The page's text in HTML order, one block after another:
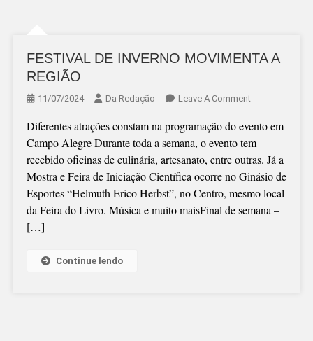
FESTIVAL DE INVERNO MOVIMENTA A
REGIÃO
11/07/2024 Da Redação Leave A CommentOn
DE
INVERNO
MOVIMENTA
A
REGIÃO
Diferentes atrações constam na programação do evento em
Campo Alegre Durante toda a semana, o evento tem
recebido oficinas de culinária, artesanato, entre outras. Já a
Mostra e Feira de Iniciação Científica ocorre no Ginásio de
Esportes “Helmuth Erico Herbst”, no Centro, mesmo local
da Feira do Livro. Música e muito maisFinal de semana –
[…]
Continue lendo